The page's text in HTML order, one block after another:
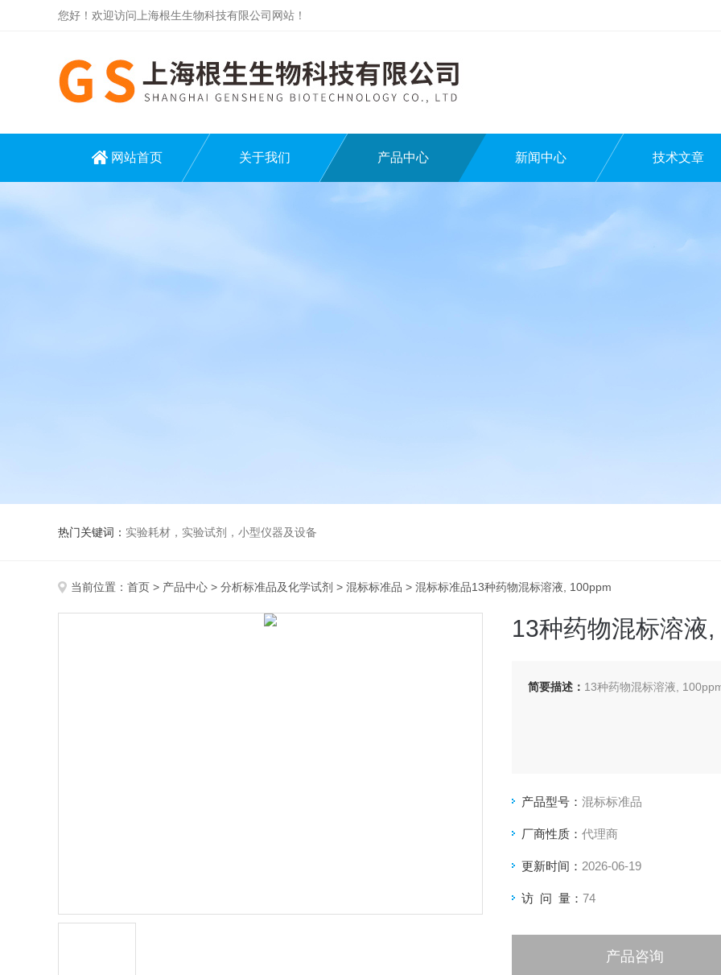
您好！欢迎访问上海根生生物科技有限公司网站！
网站首页 关于我们 产品中心 新闻中心 技术文章
热门关键词： 实验耗材，实验试剂，小型仪器及设备
当前位置： 首页 > 产品中心 > 分析标准品及化学试剂 > 混标标准品 > 混标标准品13种药物混标溶液, 100ppm
13种药物混标溶液
简要描述： 13种药物混标溶液,
产品型号： 混标标准品
厂商性质： 代理商
更新时间： 2026-06-19
访 问 量： 74
产品咨询